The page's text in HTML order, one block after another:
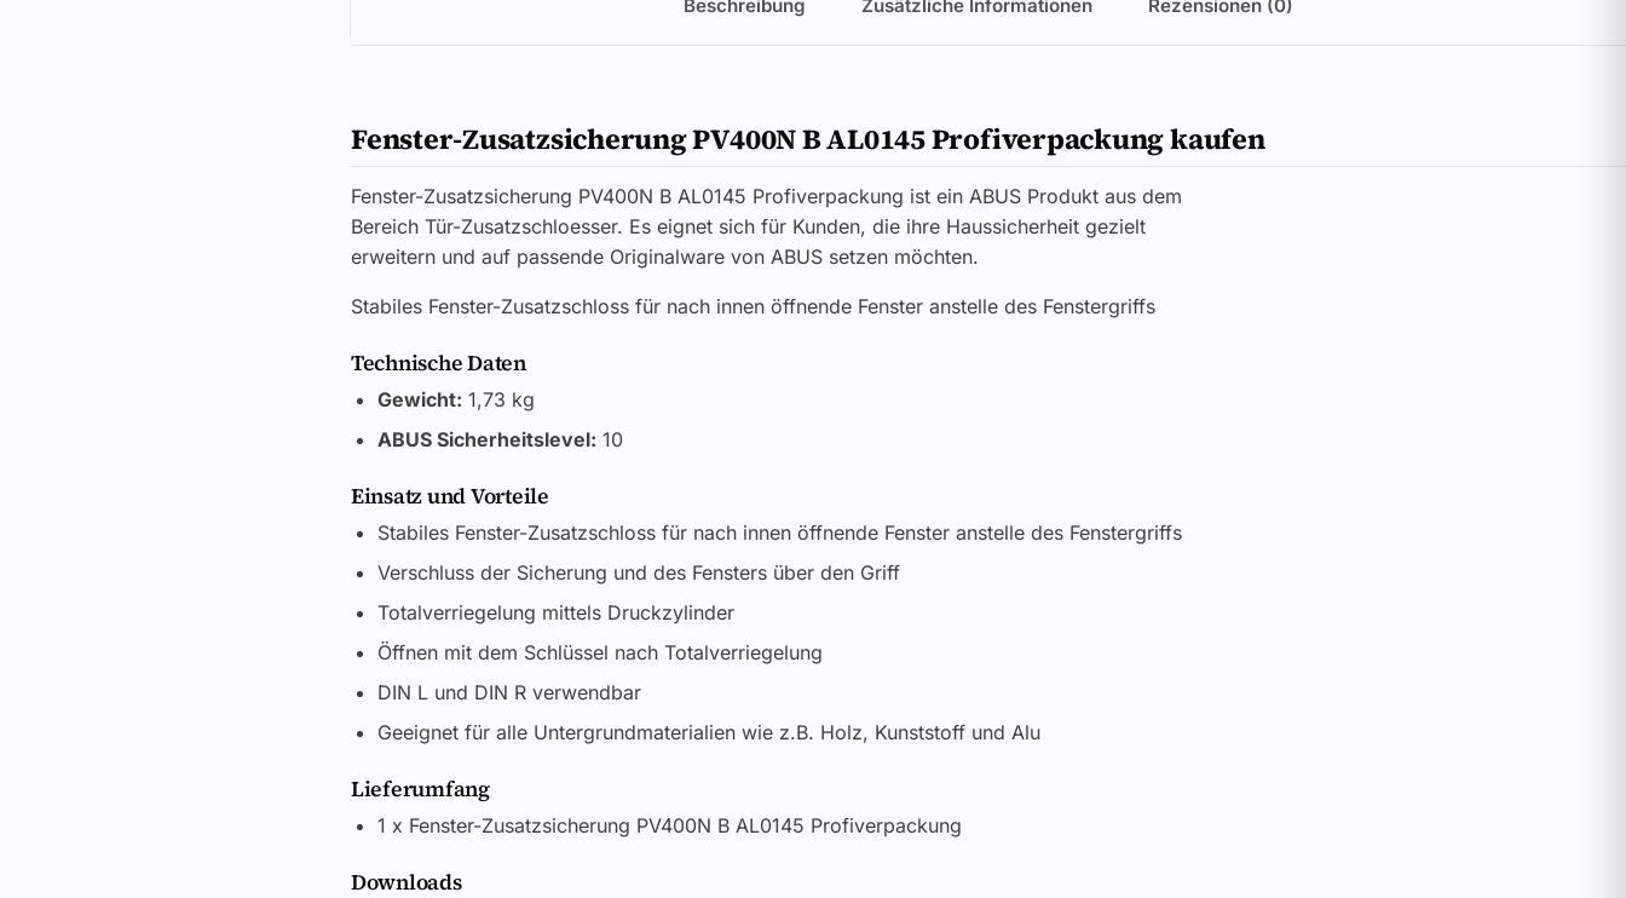
Beschreibung Zusätzliche Informationen Rezensionen (0)
Fenster-Zusatzsicherung PV400N B AL0145 Profiverpackung kaufen
Fenster-Zusatzsicherung PV400N B AL0145 Profiverpackung ist ein ABUS Produkt aus dem
Bereich Tür-Zusatzschloesser. Es eignet sich für Kunden, die ihre Haussicherheit gezielt
erweitern und auf passende Originalware von ABUS setzen möchten.
Stabiles Fenster-Zusatzschloss für nach innen öffnende Fenster anstelle des Fenstergriffs
Technische Daten
Gewicht: 1,73 kg
ABUS Sicherheitslevel: 10
Einsatz und Vorteile
Stabiles Fenster-Zusatzschloss für nach innen öffnende Fenster anstelle des Fenstergriffs
Verschluss der Sicherung und des Fensters über den Griff
Totalverriegelung mittels Druckzylinder
Öffnen mit dem Schlüssel nach Totalverriegelung
DIN L und DIN R verwendbar
Geeignet für alle Untergrundmaterialien wie z.B. Holz, Kunststoff und Alu
Lieferumfang
1 x Fenster-Zusatzsicherung PV400N B AL0145 Profiverpackung
Downloads